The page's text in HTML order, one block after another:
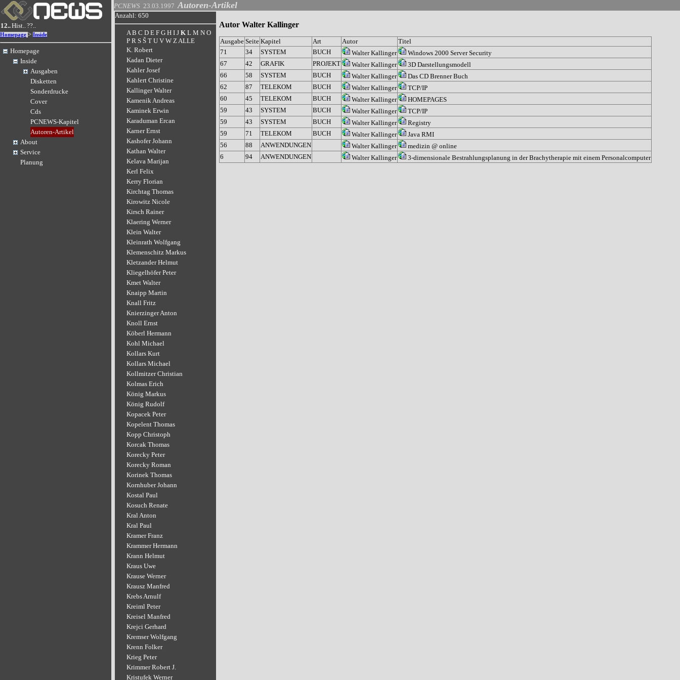
12..Hist..??..
Homepage > Inside
Homepage
Inside
Ausgaben
Disketten
Sonderdrucke
Cover
Cds
PCNEWS-Kapitel
Autoren-Artikel
About
Service
Planung
PCNEWS 23.03.1997 Autoren-Artikel
Anzahl: 650
A B C D E F G H I J K L M N O
P R S Š T U V W ZALLE
K. Robert
Kadan Dieter
Kahler Josef
Kahlert Christine
Kallinger Walter
Kamenik Andreas
Kaminek Erwin
Karaduman Ercan
Karner Ernst
Kashofer Johann
Kathan Walter
Kelava Marijan
Kerl Felix
Kerry Florian
Kirchtag Thomas
Kirowitz Nicole
Kirsch Rainer
Klaering Werner
Klein Walter
Kleinrath Wolfgang
Klemenschitz Markus
Kletzander Helmut
Kliegelhöfer Peter
Kmet Walter
Knaipp Martin
Knall Fritz
Knierzinger Anton
Knoll Ernst
Köberl Hermann
Kohl Michael
Kollars Kurt
Kollars Michael
Kollmitzer Christian
Kolmas Erich
König Markus
König Rudolf
Kopacek Peter
Kopelent Thomas
Kopp Christoph
Korcak Thomas
Korecky Peter
Korecky Roman
Korinek Thomas
Kornhuber Johann
Kostal Paul
Kosuch Renate
Kral Anton
Kral Paul
Kramer Franz
Krammer Hermann
Krann Helmut
Kraus Uwe
Krause Werner
Krausz Manfred
Krebs Arnulf
Kreiml Peter
Kreisel Manfred
Krejci Gerhard
Kremser Wolfgang
Krenn Folker
Krieg Peter
Krimmer Robert J.
Kristufek Werner
Autor Walter Kallinger
Ausgabe Seite Kapitel Art Autor
Titel
71
34 SYSTEM BUCH Walter Kallinger
Windows 2000 Server Security
67
42 GRAFIK PROJEKT Walter Kallinger
3D Darstellungsmodell
66
58 SYSTEM BUCH Walter Kallinger
Das CD Brenner Buch
62
87 TELEKOM BUCH Walter Kallinger
TCP/IP
60
45 TELEKOM BUCH Walter Kallinger
HOMEPAGES
59
43 SYSTEM BUCH Walter Kallinger
TCP/IP
59
43 SYSTEM BUCH Walter Kallinger
Registry
59
71 TELEKOM BUCH Walter Kallinger
Java RMI
56
88 ANWENDUNGEN Walter Kallinger
medizin @ online
6
94 ANWENDUNGEN Walter Kallinger 3-dimensionale Bestrahlungsplanung in der Brachytherapie mit einem Personalcomputer